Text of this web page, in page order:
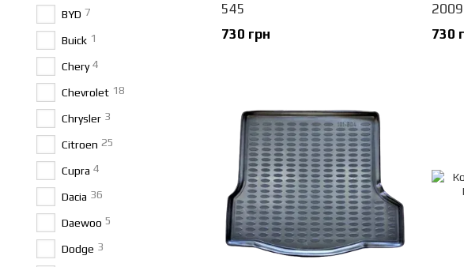
545
730 грн
730
BYD 7
Buick 1
Chery 4
Chevrolet 18
Chrysler 3
Citroen 25
Cupra 4
Dacia 36
Daewoo 5
Dodge 3